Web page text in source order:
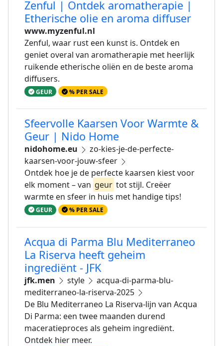
Zenful | Ontdek aromatherapie |
Etherische olie en aroma diffuser
www.myzenful.nl
Zenful, waar rust een kunst is. Ontdek en
geniet overal van aromatherapie met heerlijk
ruikende etherische oliën en de beste aroma
diffusers.
GEUR % PER SALE
Sfeervolle Kaarsen Voor Warmte &
Geur | Nido Home
nidohome.eu
zo-kies-je-de-perfecte-
kaarsen-voor-jouw-sfeer
Ontdek hoe je de perfecte kaarsen kiest voor
elk moment – van geur tot stijl. Creëer
warmte en sfeer in huis met handige tips!
GEUR % PER SALE
Acqua di Parma Blu Mediterraneo
La Riserva heeft geheim
ingrediënt - JFK
jfk.men style
acqua-di-parma-blu-
mediterraneo-la-riserva-2025
De Blu Mediterraneo La Riserva-lijn van Acqua
Di Parma: een twee maanden durend
maceratieproces als geheim ingrediënt.
Ontdek hier meer.